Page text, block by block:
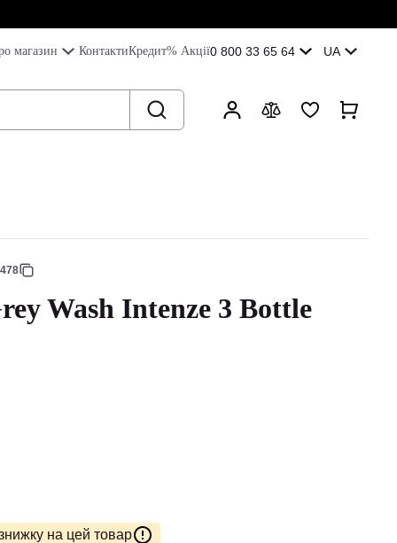
магазин КонтактиКредит% Акції0 800 33 65 64 UA
Wash Intenze 3 Bottle
на цей товар